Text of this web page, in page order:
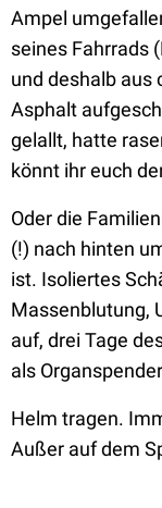
Ampel
seines Fahrrads
und deshalb aus
Asphalt
gelallt, hatte
könnt ihr euch
Oder die
(!) nach hinten
ist. Isoliertes
Massenblutung,
auf, drei Tage
als
Helm tragen.
Außer auf dem